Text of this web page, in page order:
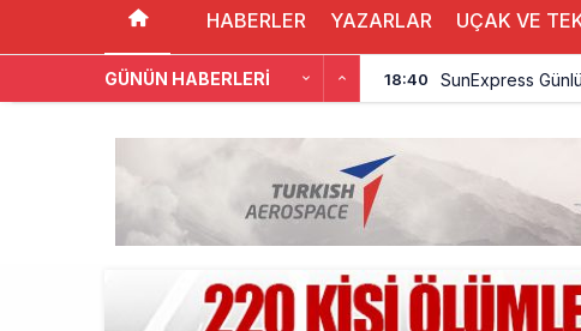
HABERLER YAZARLAR UÇAK VE
GÜNÜN HABERLERI 18:40 SunExpress
Aslıhan Güven,
EasyJet, 5,7
15:26 Pilotlar,
12:58